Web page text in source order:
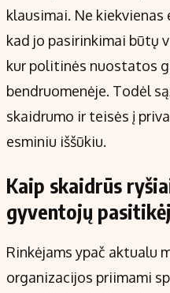
klausimai. Ne
kad jo pasirinkimai būtų
kur politinės nuostatos
bendruomenėje. Todėl
skaidrumo ir teisės į
esminiu iššūkiu.
Kaip skaidrūs
gyventojų
Rinkėjams ypač aktualu
organizacijos priimami